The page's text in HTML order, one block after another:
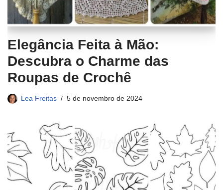
Elegância Feita à Mão:
Descubra o Charme das
Roupas de Crochê
Lea Freitas 5 de novembro de 2024